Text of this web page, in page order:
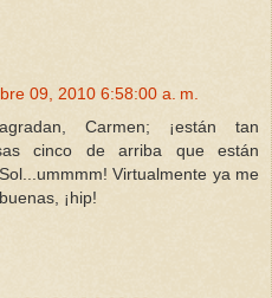
09, 2010 6:58:00 a. m.
Carmen; ¡están tan
cinco de arriba que están
Virtualmente ya me
¡hip!